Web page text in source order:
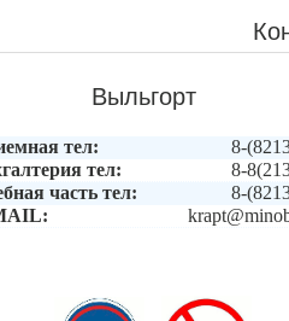
Выльгорт
тел:
8-
тел:
8-
часть тел:
8-